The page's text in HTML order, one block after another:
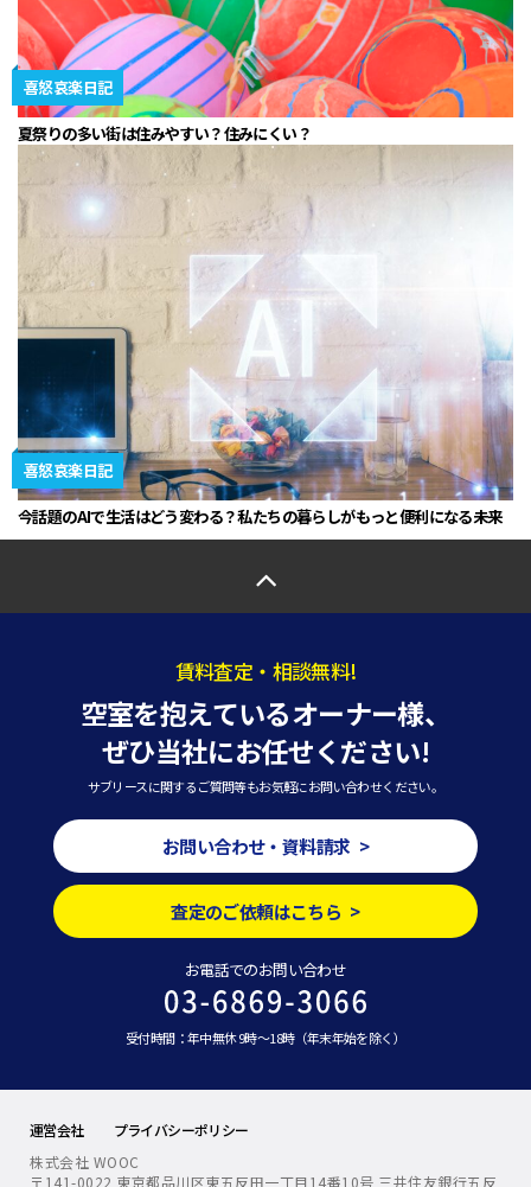
喜怒哀楽日記
夏祭りの多い街は住みやすい？住みにくい？
喜怒哀楽日記
今話題のAIで生活はどう変わる？私たちの暮らしがもっと便利になる未来
賃料査定・相談無料!
空室を抱えているオーナー様、
ぜひ当社にお任せください!
サブリースに関するご質問等もお気軽にお問い合わせください。
お問い合わせ・資料請求 >
査定のご依頼はこちら >
お電話でのお問い合わせ
受付時間：年中無休 9時～18時（年末年始を除く）
運営会社
プライバシーポリシー
株式会社 WOOC
〒141-0022 東京都品川区東五反田一丁目14番10号 三井住友銀行五反